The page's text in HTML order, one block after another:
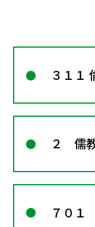
３１１
２ 儒
７０